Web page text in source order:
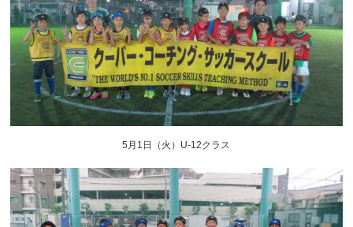
5月1日（火）U-12クラス